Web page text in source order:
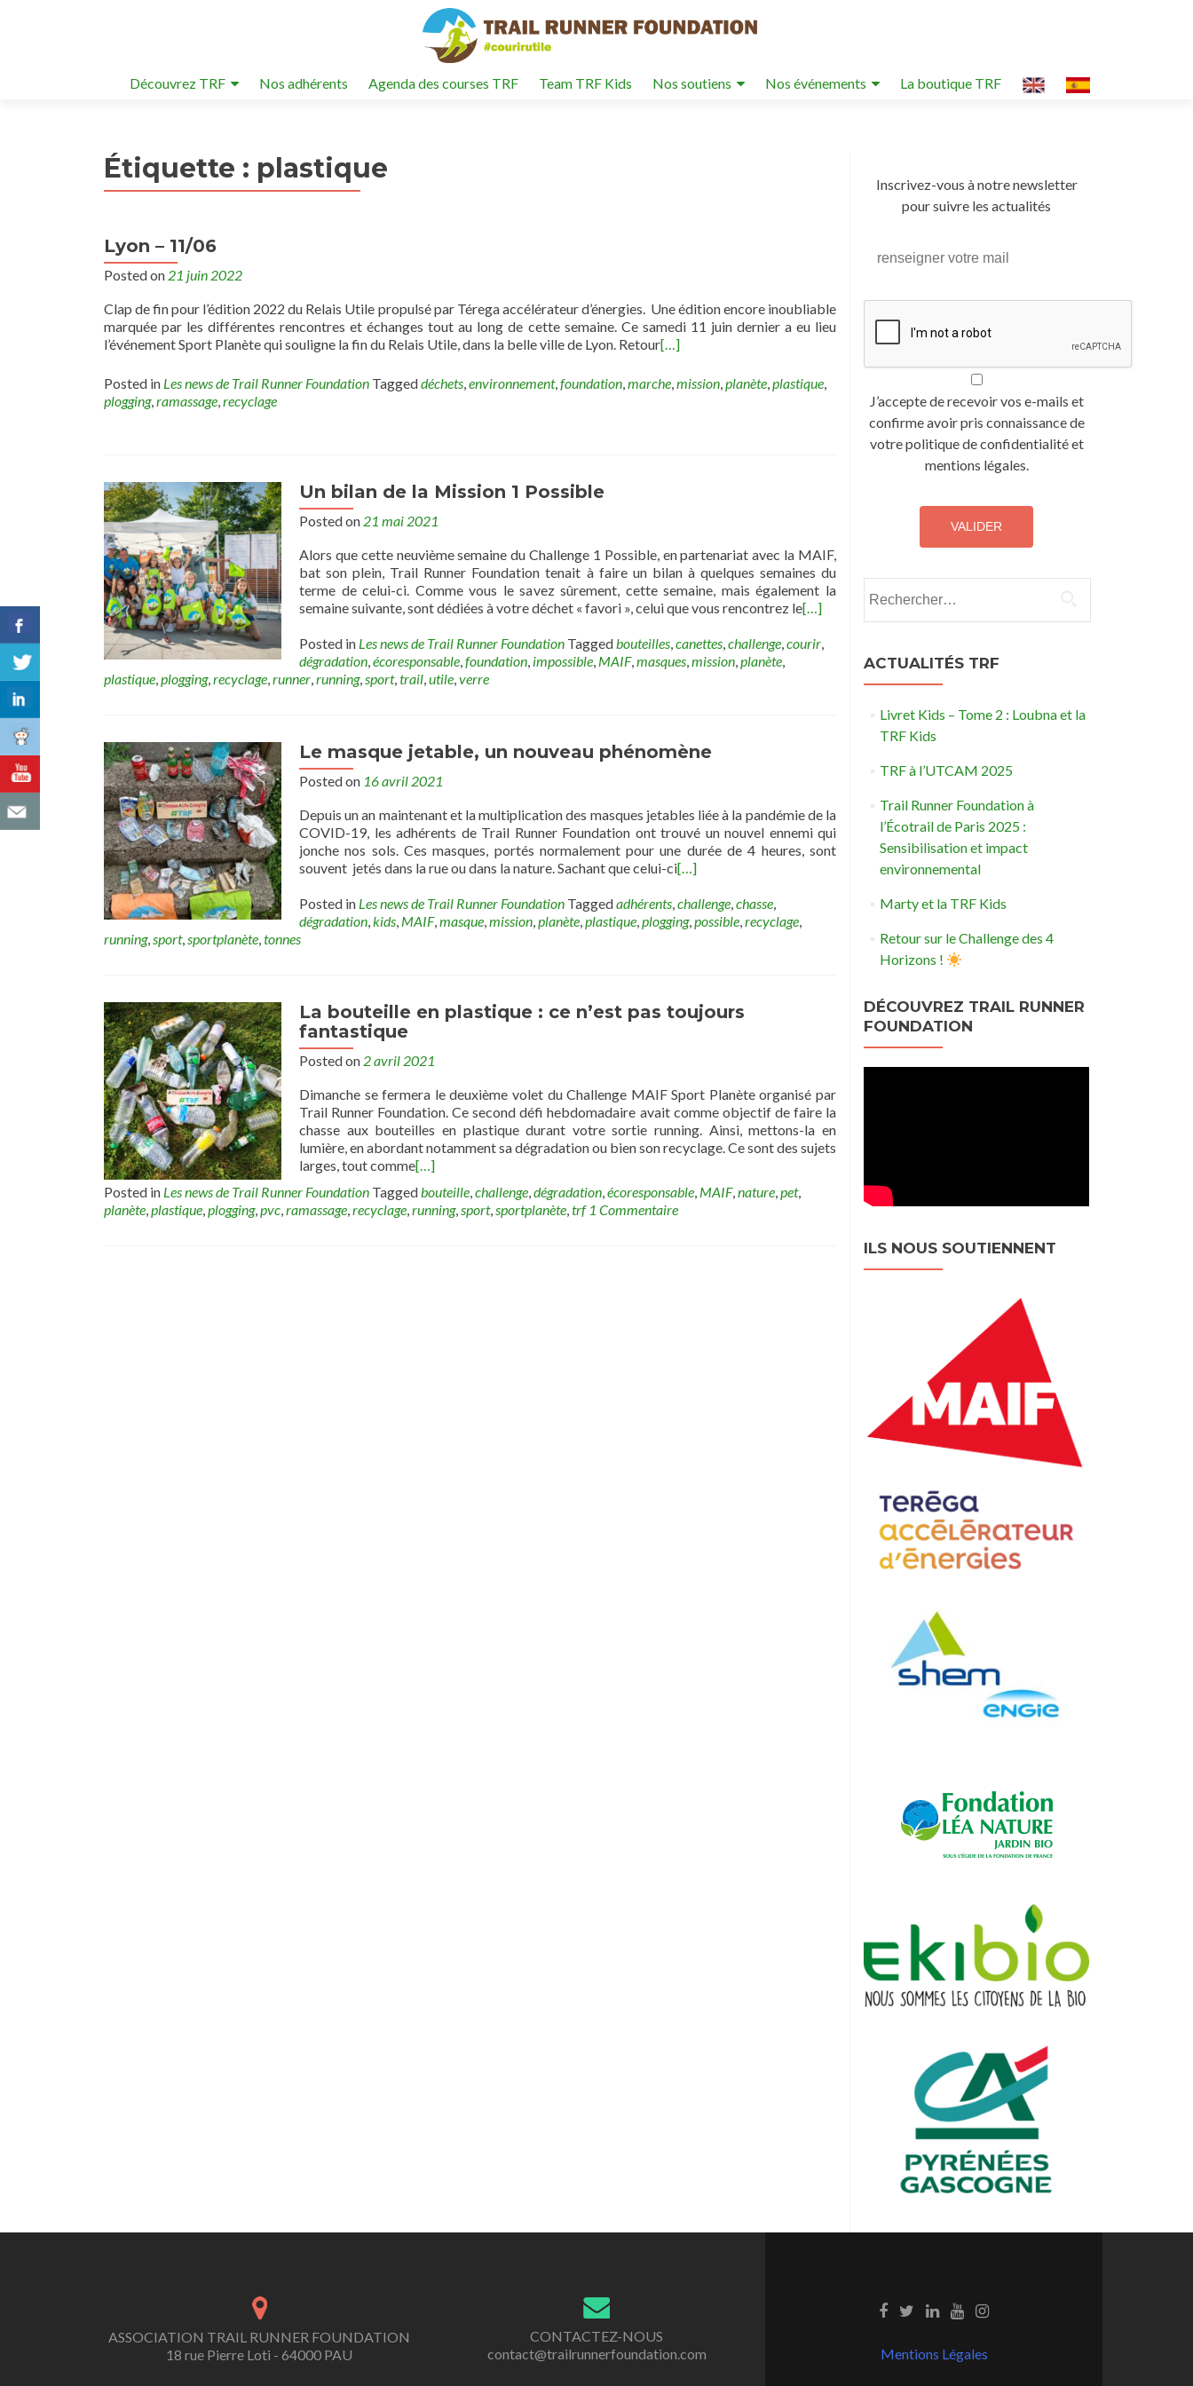
Découvrez TRF Nos adhérents Agenda des courses TRF Team TRF Kids Nos soutiens Nos événements La boutique TRF
Étiquette : plastique
Lyon – 11/06
Posted on 21 juin 2022
Clap de fin pour l’édition 2022 du Relais Utile propulsé par Térega accélérateur d’énergies. Une édition encore inoubliable
marquée par les différentes rencontres et échanges tout au long de cette semaine. Ce samedi 11 juin dernier a eu lieu
l’événement Sport Planète qui souligne la fin du Relais Utile, dans la belle ville de Lyon. Retour[…]
Posted in Les news de Trail Runner Foundation Taggeddéchets,environnement,foundation,marche,mission,planète,plastique,
plogging,ramassage,recyclage
Un bilan de la Mission 1 Possible
Posted on 21 mai 2021
Alors que cette neuvième semaine du Challenge 1 Possible, en partenariat avec la MAIF,
bat son plein, Trail Runner Foundation tenait à faire un bilan à quelques semaines du
terme de celui-ci. Comme vous le savez sûrement, cette semaine, mais également la
semaine suivante, sont dédiées à votre déchet « favori », celui que vous rencontrez le[…]
Posted in Les news de Trail Runner Foundation Taggedbouteilles,canettes,challenge,courir,
dégradation,écoresponsable,foundation, impossible, MAIF,masques,mission,planète,
plastique,plogging,recyclage,runner,running,sport,trail,utile,verre
Le masque jetable, un nouveau phénomène
Posted on 16 avril 2021
Depuis un an maintenant et la multiplication des masques jetables liée à la pandémie de la
COVID-19, les adhérents de Trail Runner Foundation ont trouvé un nouvel ennemi qui
jonche nos sols. Ces masques, portés normalement pour une durée de 4 heures, sont
souvent jetés dans la rue ou dans la nature. Sachant que celui-ci[…]
Posted in Les news de Trail Runner Foundation Taggedadhérents,challenge,chasse,
dégradation,kids, MAIF,masque,mission,planète,plastique,plogging,possible,recyclage,
running,sport,sportplanète,tonnes
La bouteille en plastique : ce n’est pas toujours
fantastique
Posted on 2 avril 2021
Dimanche se fermera le deuxième volet du Challenge MAIF Sport Planète organisé par
Trail Runner Foundation. Ce second défi hebdomadaire avait comme objectif de faire la
chasse aux bouteilles en plastique durant votre sortie running. Ainsi, mettons-la en
lumière, en abordant notamment sa dégradation ou bien son recyclage. Ce sont des sujets
larges, tout comme[…]
Posted in Les news de Trail Runner Foundation Taggedbouteille,challenge,dégradation,écoresponsable, MAIF,nature,pet,
planète,plastique,plogging,pvc,ramassage,recyclage,running,sport,sportplanète,trf 1 Commentaire
Inscrivez-vous à notre newsletter
pour suivre les actualités
J’accepte de recevoir vos e-mails et
confirme avoir pris connaissance de
votre politique de confidentialité et
mentions légales.
ACTUALITÉS TRF
Livret Kids – Tome 2 : Loubna et la
TRF Kids
TRF à l’UTCAM 2025
Trail Runner Foundation à
l’Écotrail de Paris 2025 :
Sensibilisation et impact
environnemental
Marty et la TRF Kids
Retour sur le Challenge des 4
Horizons !
DÉCOUVREZ TRAIL RUNNER
FOUNDATION
ILS NOUS SOUTIENNENT
ASSOCIATION TRAIL RUNNER FOUNDATION
18 rue Pierre Loti - 64000 PAU
CONTACTEZ-NOUS
contact@trailrunnerfoundation.com
Mentions Légales